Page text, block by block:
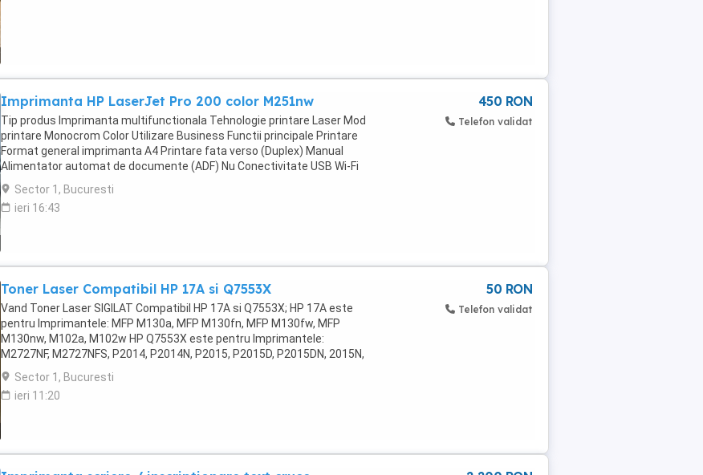
Imprimanta HP LaserJet Pro 200 color M251nw
Tip produs Imprimanta multifunctionala Tehnologie printare Laser Mod
printare Monocrom Color Utilizare Business Functii principale Printare
Format general imprimanta A4 Printare fata verso (Duplex) Manual
Alimentator automat de documente (ADF) Nu Conectivitate USB Wi-Fi
Continut pachet 1 x Imprimanta Cablu ...
Sector 1, Bucuresti
ieri 16:43
450 RON
Telefon validat
Toner Laser Compatibil HP 17A si Q7553X
Vand Toner Laser SIGILAT Compatibil HP 17A si Q7553X; HP 17A este
pentru Imprimantele: MFP M130a, MFP M130fn, MFP M130fw, MFP
M130nw, M102a, M102w HP Q7553X este pentru Imprimantele:
M2727NF, M2727NFS, P2014, P2014N, P2015, P2015D, P2015DN, 2015N,
P2015X
Sector 1, Bucuresti
ieri 11:20
50 RON
Telefon validat